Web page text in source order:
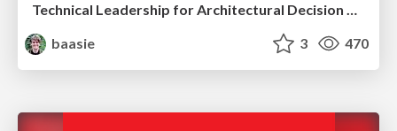
Technical Leadership for Architectural Decision Making
baasie
3 470